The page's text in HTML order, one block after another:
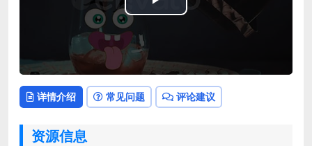
Play
详情介绍 常见问题 评论建议
资源信息